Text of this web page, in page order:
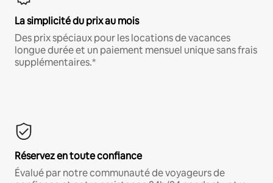
La simplicité du prix au mois
Des prix spéciaux pour les locations de vacances
longue durée et un paiement mensuel unique sans frais
supplémentaires.*
Réservez en toute confiance
Évalué par notre communauté de voyageurs de